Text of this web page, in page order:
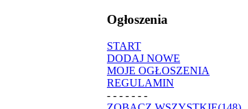
Ogłoszenia
START
DODAJ NOWE
MOJE OGŁOSZENIA
REGULAMIN
- - - - - - -